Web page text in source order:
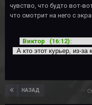
чувство, что будто вот-
что смотрит на него с
Виктор (16:12):
А кто этот курьер,
НАЗАД